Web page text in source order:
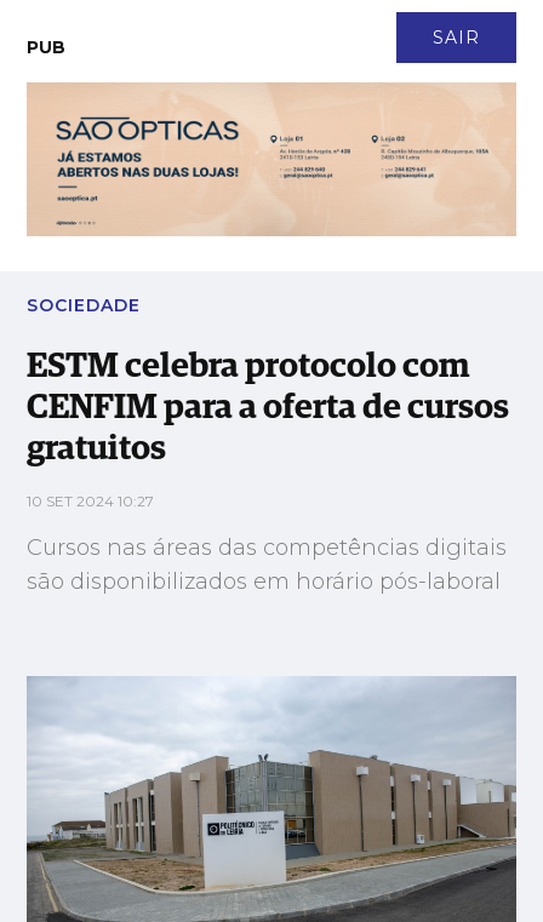
SAIR
PUB
ESTM celebra protocolo com CENFIM para a oferta de cursos
gratuitos
SOCIEDADE
ESTM celebra protocolo com
CENFIM para a oferta de cursos
gratuitos
10 SET 2024 10:27
Cursos nas áreas das competências digitais
são disponibilizados em horário pós-laboral